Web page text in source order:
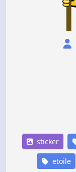
sticker
etoile